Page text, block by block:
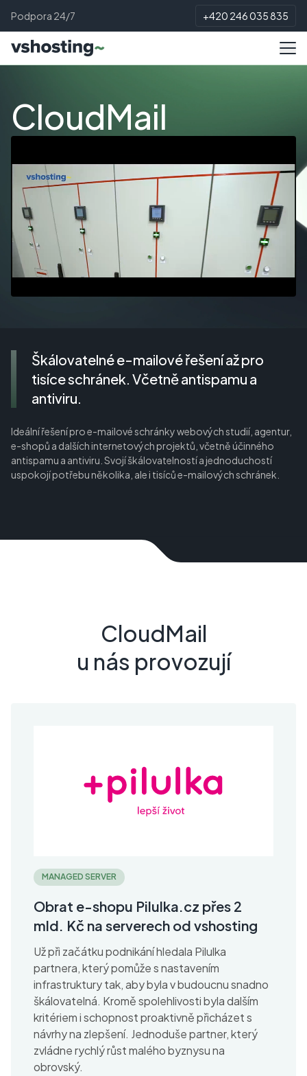
Podpora 24/7 +420 246 035 835
CloudMail
Škálovatelné e-mailové řešení až pro
tisíce schránek. Včetně antispamu a
antiviru.
Ideální řešení pro e-mailové schránky webových studií, agentur,
e-shopů a dalších internetových projektů, včetně účinného
antispamu a antiviru. Svojí škálovatelností a jednoduchostí
uspokojí potřebu několika, ale i tisíců e-mailových schránek.
CloudMail
u nás provozují
MANAGED SERVER
Obrat e-shopu Pilulka.cz přes 2
mld. Kč na serverech od vshosting
Už při začátku podnikání hledala Pilulka
partnera, který pomůže s nastavením
infrastruktury tak, aby byla v budoucnu snadno
škálovatelná. Kromě spolehlivosti byla dalším
kritériem i schopnost proaktivně přicházet s
návrhy na zlepšení. Jednoduše partner, který
zvládne rychlý růst malého byznysu na
obrovský.